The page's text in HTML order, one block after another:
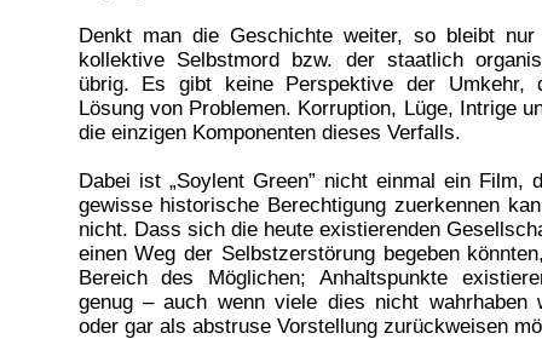
Denkt man die Geschichte weiter, so bleibt
kollektive Selbstmord bzw. der staatlich
übrig. Es gibt keine Perspektive der Umkehr,
Lösung von Problemen. Korruption, Lüge, Intrige
die einzigen Komponenten dieses Verfalls.
Dabei ist „Soylent Green” nicht einmal ein Film,
gewisse historische Berechtigung zuerkennen
nicht. Dass sich die heute existierenden
einen Weg der Selbstzerstörung begeben
Bereich des Möglichen; Anhaltspunkte
genug – auch wenn viele dies nicht wahrhaben
oder gar als abstruse Vorstellung zurückweisen